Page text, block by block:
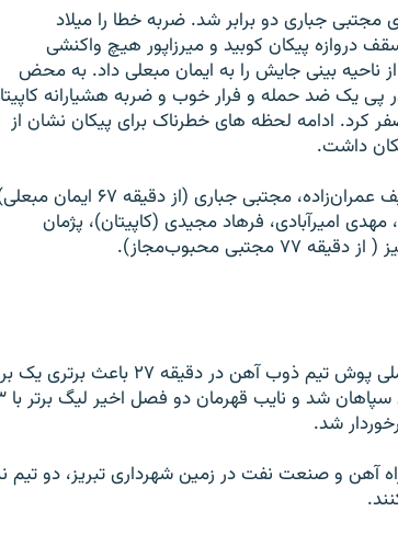
مجتبی جباری دو برابر شد. ضربه خطا را ميلاد
تماشايی از ۳۰ متری به سقف دروازه پيکان کوبيد و ميرزاپور هيچ واکنشی
ناحيه بينی جايش را به ايمان مبعلی داد. به محض
پی يک ضد حمله و فرار خوب و ضربه هشيارانه
نتيجه را سه بر صفر کرد. ادامه لحظه های خطرناک برای پيکان نشان از
داشت.
استقلال: محمد محمدی، هادی کوشکی، حنيف عمران‌زاده، مجتبی جباری (از دقيقه ۶۷
۸۹ يعقوب کريمی)، مهدی اميرآبادی، فرهاد مجيدی (کاپيتان)، پژمان
محبوب‌مجاز).
تک گل محمدرضا خلعتبری، بازيکن ارزنده و ملی پوش تيم ذوب آهن در دقيقه ۲۷ باعث برتری يک بر
صفر اين تيم بر رقيب
شد.
آهن و صنعت نفت در زمين شهرداری تبريز، دو تيم